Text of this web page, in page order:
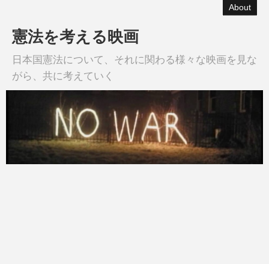
About
憲法を考える映画
日本国憲法について、それに関わる様々な映画を見な
がら、共に考えていく